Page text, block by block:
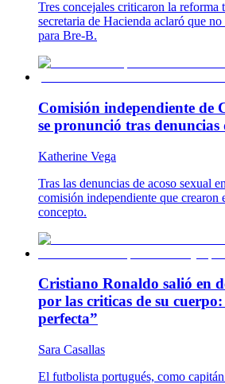
Tres concejales criticaron la reforma
secretaria de Hacienda aclaró que
para Bre-B.
Comisión independiente de
se pronunció tras denuncias
Katherine Vega
Tras las denuncias de acoso sexual
comisión independiente que crearon
concepto.
Cristiano Ronaldo salió en
por las criticas de su
perfecta”
Sara Casallas
El futbolista portugués, como